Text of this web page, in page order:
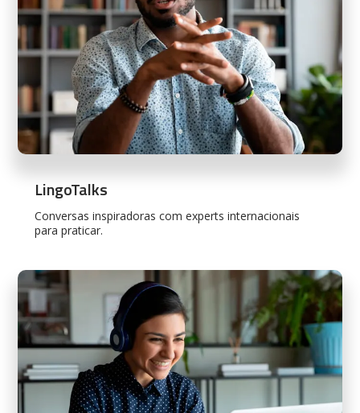
LingoTalks
Conversas inspiradoras com experts internacionais
para praticar.